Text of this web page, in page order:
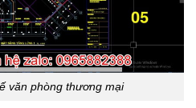
văn phòng thương mại